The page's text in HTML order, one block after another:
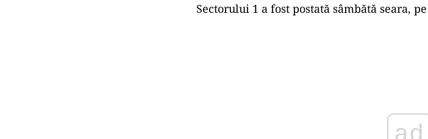
Sectorului 1 a fost postată sâmbătă seara,